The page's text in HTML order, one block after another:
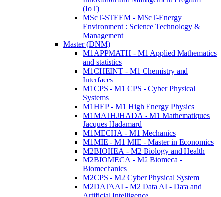
(IoT)
MScT-STEEM - MScT-Energy
Environment : Science Technology &
Management
Master (DNM)
M1APPMATH - M1 Applied Mathematics
and statistics
M1CHEINT - M1 Chemistry and
Interfaces
M1CPS - M1 CPS - Cyber Physical
Systems
M1HEP - M1 High Energy Physics
M1MATHJHADA - M1 Mathematiques
Jacques Hadamard
M1MECHA - M1 Mechanics
M1MIE - M1 MIE - Master in Economics
M2BIOHEA - M2 Biology and Health
M2BIOMECA - M2 Biomeca -
Biomechanics
M2CPS - M2 Cyber Physical System
M2DATAAI - M2 Data AI - Data and
Artificial Intelligence